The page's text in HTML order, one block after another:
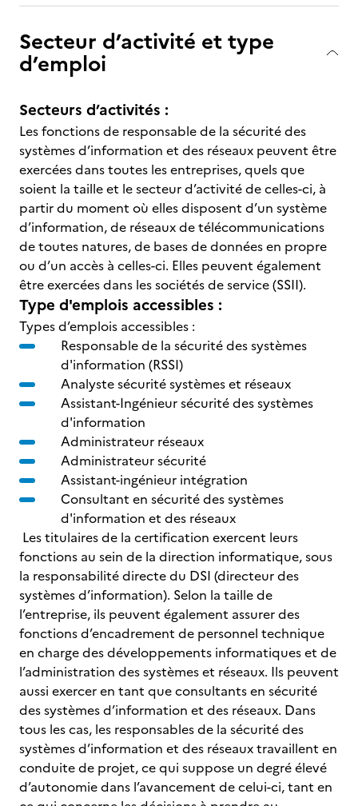
Secteur d’activité et type
d’emploi
Secteurs d’activités :
Les fonctions de responsable de la sécurité des
systèmes d’information et des réseaux peuvent être
exercées dans toutes les entreprises, quels que
soient la taille et le secteur d’activité de celles-ci, à
partir du moment où elles disposent d’un système
d’information, de réseaux de télécommunications
de toutes natures, de bases de données en propre
ou d’un accès à celles-ci. Elles peuvent également
être exercées dans les sociétés de service (SSII).
Type d'emplois accessibles :
Types d’emplois accessibles :
Responsable de la sécurité des systèmes
d'information (RSSI)
Analyste sécurité systèmes et réseaux
Assistant-Ingénieur sécurité des systèmes
d'information
Administrateur réseaux
Administrateur sécurité
Assistant-ingénieur intégration
Consultant en sécurité des systèmes
d'information et des réseaux
Les titulaires de la certification exercent leurs
fonctions au sein de la direction informatique, sous
la responsabilité directe du DSI (directeur des
systèmes d’information). Selon la taille de
l’entreprise, ils peuvent également assurer des
fonctions d’encadrement de personnel technique
en charge des développements informatiques et de
l’administration des systèmes et réseaux. Ils peuvent
aussi exercer en tant que consultants en sécurité
des systèmes d’information et des réseaux. Dans
tous les cas, les responsables de la sécurité des
systèmes d’information et des réseaux travaillent en
conduite de projet, ce qui suppose un degré élevé
d’autonomie dans l’avancement de celui-ci, tant en